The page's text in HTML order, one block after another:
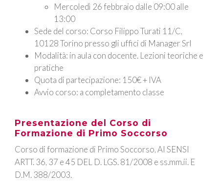
Mercoledì 26 febbraio dalle 09:00 alle
13:00
Sede del corso: Corso Filippo Turati 11/C,
10128 Torino presso gli uffici di Manager Srl
Modalità: in aula con docente. Lezioni teoriche e
pratiche
Quota di partecipazione: 150€ + IVA
Avvio corso: a completamento classe
Presentazione del Corso di
Formazione di Primo Soccorso
Corso di formazione di Primo Soccorso, AI SENSI
ARTT. 36, 37 e 45 DEL D. LGS. 81/2008 e ss.mm.ii. E
D.M. 388/2003.